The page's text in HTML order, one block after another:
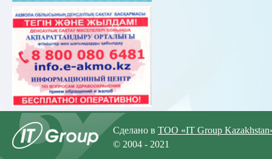
Сделано в ТОО «IT Group
© 2004 - 2021